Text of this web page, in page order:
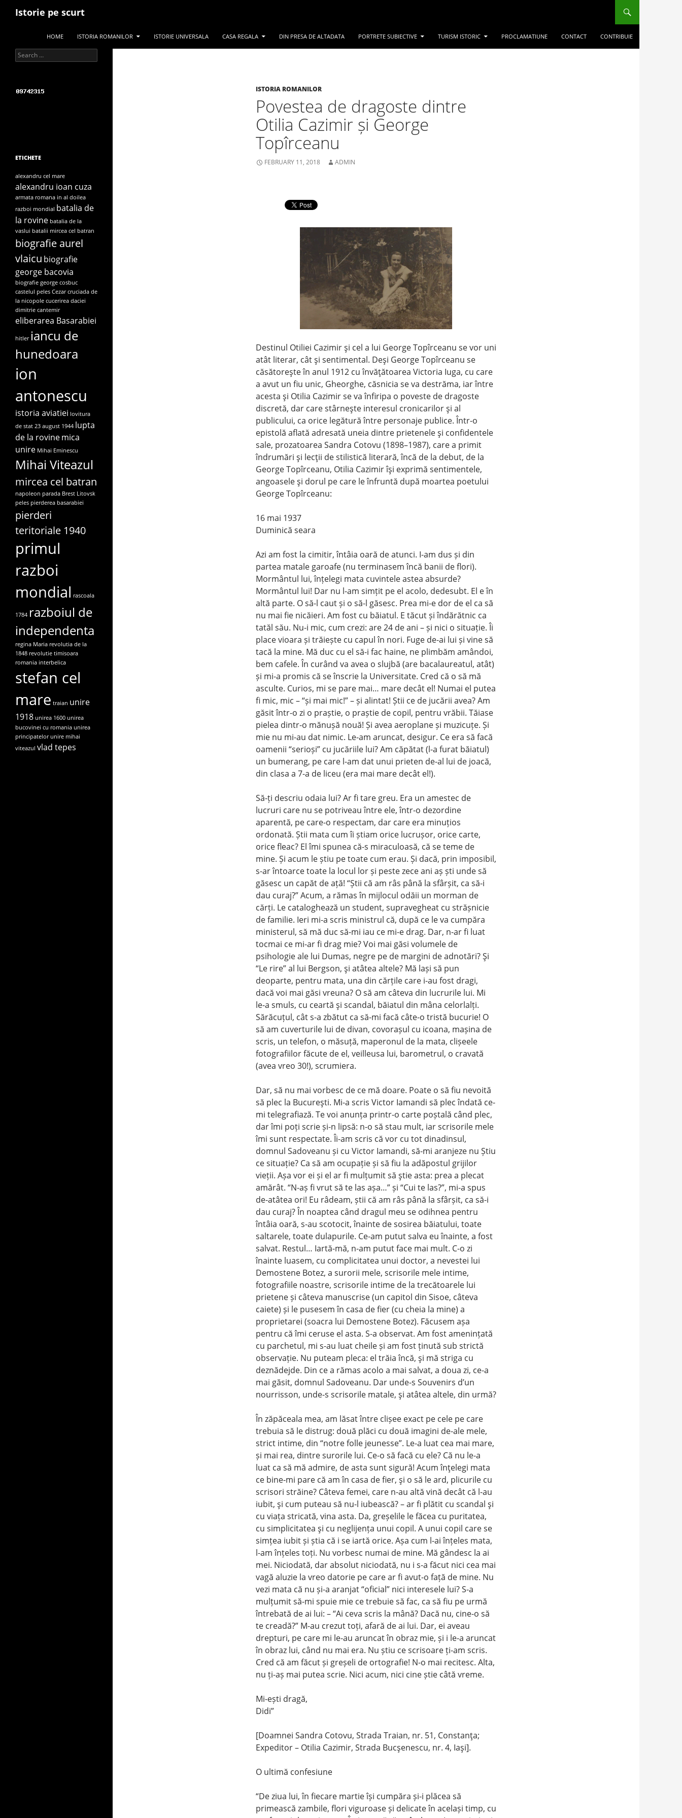
Istorie pe scurt
HOME
ISTORIA ROMANILOR ISTORIE UNIVERSALA CASA REGALA DIN PRESA DE ALTADATA PORTRETE SUBIECTIVE TURISM ISTORIC PROCLAMATIUNE CONTACT CONTRIBUIE
ISTORIA ROMANILOR
Povestea de dragoste dintre
Otilia Cazimir și George
Topîrceanu
FEBRUARY 11, 2018 ADMIN
Destinul Otiliei Cazimir şi cel a lui George Topîrceanu se vor uni
atât literar, cât şi sentimental. Deşi George Topîrceanu se
căsătoreşte în anul 1912 cu învăţătoarea Victoria Iuga, cu care
a avut un fiu unic, Gheorghe, căsnicia se va destrăma, iar între
acesta şi Otilia Cazimir se va înfiripa o poveste de dragoste
discretă, dar care stârneşte interesul cronicarilor şi al
publicului, ca orice legătură între personaje publice. Într-o
epistolă aflată adresată uneia dintre prietenele şi confidentele
sale, prozatoarea Sandra Cotovu (1898–1987), care a primit
îndrumări şi lecţii de stilistică literară, încă de la debut, de la
George Topîrceanu, Otilia Cazimir îşi exprimă sentimentele,
angoasele şi dorul pe care le înfruntă după moartea poetului
George Topîrceanu:
16 mai 1937
Duminică seara
Azi am fost la cimitir, întâia oară de atunci. I-am dus și din
partea matale garoafe (nu terminasem încă banii de flori).
Mormântul lui, înțelegi mata cuvintele astea absurde?
Mormântul lui! Dar nu l-am simțit pe el acolo, dedesubt. El e în
altă parte. O să-l caut și o să-l găsesc. Prea mi-e dor de el ca să
nu mai fie nicăieri. Am fost cu băiatul. E tăcut și îndărătnic ca
tatăl său. Nu-i mic, cum crezi: are 24 de ani – și nici o situație. Îi
place vioara și trăiește cu capul în nori. Fuge de-ai lui și vine să
tacă la mine. Mă duc cu el să-i fac haine, ne plimbăm amândoi,
bem cafele. În curând va avea o slujbă (are bacalaureatul, atât)
și mi-a promis că se înscrie la Universitate. Cred că o să mă
asculte. Curios, mi se pare mai… mare decât el! Numai el putea
fi mic, mic – “și mai mic!” – și alintat! Știi ce de jucării avea? Am
găsit într-o zi o praștie, o praștie de copil, pentru vrăbii. Tăiase
pielea dintr-o mănușă nouă! Și avea aeroplane și muzicuțe. Și
mie nu mi-au dat nimic. Le-am aruncat, desigur. Ce era să facă
oamenii “serioși” cu jucăriile lui? Am căpătat (l-a furat băiatul)
un bumerang, pe care l-am dat unui prieten de-al lui de joacă,
din clasa a 7-a de liceu (era mai mare decât el!).
Să-ți descriu odaia lui? Ar fi tare greu. Era un amestec de
lucruri care nu se potriveau între ele, într-o dezordine
aparentă, pe care-o respectam, dar care era minuțios
ordonată. Știi mata cum îi știam orice lucrușor, orice carte,
orice fleac? El îmi spunea că-s miraculoasă, că se teme de
mine. Și acum le știu pe toate cum erau. Și dacă, prin imposibil,
s-ar întoarce toate la locul lor și peste zece ani aș ști unde să
găsesc un capăt de ață! “Știi că am râs până la sfârșit, ca să-i
dau curaj?” Acum, a rămas în mijlocul odăii un morman de
cărți. Le cataloghează un student, supravegheat cu strășnicie
de familie. Ieri mi-a scris ministrul că, după ce le va cumpăra
ministerul, să mă duc să-mi iau ce mi-e drag. Dar, n-ar fi luat
tocmai ce mi-ar fi drag mie? Voi mai găsi volumele de
psihologie ale lui Dumas, negre pe de margini de adnotări? Şi
“Le rire” al lui Bergson, şi atâtea altele? Mă lași să pun
deoparte, pentru mata, una din cărțile care i-au fost dragi,
dacă voi mai găsi vreuna? O să am câteva din lucrurile lui. Mi
le-a smuls, cu ceartă şi scandal, băiatul din mâna celorlalți.
Sărăcuțul, cât s-a zbătut ca să-mi facă câte-o tristă bucurie! O
să am cuverturile lui de divan, covorașul cu icoana, mașina de
scris, un telefon, o măsuță, maperonul de la mata, clișeele
fotografiilor făcute de el, veilleusa lui, barometrul, o cravată
(avea vreo 30!), scrumiera.
Dar, să nu mai vorbesc de ce mă doare. Poate o să fiu nevoită
să plec la Bucureşti. Mi-a scris Victor Iamandi să plec îndată ce-
mi telegrafiază. Te voi anunța printr-o carte poștală când plec,
dar îmi poți scrie și-n lipsă: n-o să stau mult, iar scrisorile mele
îmi sunt respectate. Îi-am scris că vor cu tot dinadinsul,
domnul Sadoveanu și cu Victor Iamandi, să-mi aranjeze nu Știu
ce situație? Ca să am ocupație și să fiu la adăpostul grijilor
vieții. Așa vor ei și el ar fi mulțumit să ştie asta: prea a plecat
amărât. “N-aș fi vrut să te las așa…” și “Cui te las?”, mi-a spus
de-atâtea ori! Eu râdeam, știi că am râs până la sfârșit, ca să-i
dau curaj? În noaptea când dragul meu se odihnea pentru
întâia oară, s-au scotocit, înainte de sosirea băiatului, toate
saltarele, toate dulapurile. Ce-am putut salva eu înainte, a fost
salvat. Restul… Iartă-mă, n-am putut face mai mult. C-o zi
înainte luasem, cu complicitatea unui doctor, a nevestei lui
Demostene Botez, a surorii mele, scrisorile mele intime,
fotografiile noastre, scrisorile intime de la trecătoarele lui
prietene și câteva manuscrise (un capitol din Sisoe, câteva
caiete) și le pusesem în casa de fier (cu cheia la mine) a
proprietarei (soacra lui Demostene Botez). Făcusem așa
pentru că îmi ceruse el asta. S-a observat. Am fost amenințată
cu parchetul, mi s-au luat cheile și am fost ținută sub strictă
observație. Nu puteam pleca: el trăia încă, şi mă striga cu
deznădejde. Din ce a rămas acolo a mai salvat, a doua zi, ce-a
mai găsit, domnul Sadoveanu. Dar unde-s Souvenirs d’un
nourrisson, unde-s scrisorile matale, şi atâtea altele, din urmă?
În zăpăceala mea, am lăsat între clișee exact pe cele pe care
trebuia să le distrug: două plăci cu două imagini de-ale mele,
strict intime, din “notre folle jeunesse”. Le-a luat cea mai mare,
și mai rea, dintre surorile lui. Ce-o să facă cu ele? Că nu le-a
luat ca să mă admire, de asta sunt sigură! Acum înţelegi mata
ce bine-mi pare că am în casa de fier, şi o să le ard, plicurile cu
scrisori străine? Câteva femei, care n-au altă vină decât că l-au
iubit, şi cum puteau să nu-l iubească? – ar fi plătit cu scandal şi
cu viața stricată, vina asta. Da, greșelile le făcea cu puritatea,
cu simplicitatea şi cu neglijența unui copil. A unui copil care se
simțea iubit și știa că i se iartă orice. Așa cum l-ai înțeles mata,
l-am înțeles toți. Nu vorbesc numai de mine. Mă gândesc la ai
mei. Niciodată, dar absolut niciodată, nu i s-a făcut nici cea mai
vagă aluzie la vreo datorie pe care ar fi avut-o față de mine. Nu
vezi mata că nu și-a aranjat “oficial” nici interesele lui? S-a
mulțumit să-mi spuie mie ce trebuie să fac, ca să fiu pe urmă
întrebată de ai lui: – “Ai ceva scris la mână? Dacă nu, cine-o să
te creadă?” M-au crezut toți, afară de ai lui. Dar, ei aveau
drepturi, pe care mi le-au aruncat în obraz mie, și i le-a aruncat
în obraz lui, când nu mai era. Nu știu ce scrisoare ți-am scris.
Cred că am făcut și greșeli de ortografie! N-o mai recitesc. Alta,
nu ți-aș mai putea scrie. Nici acum, nici cine știe câtă vreme.
Mi-ești dragă,
Didi”
[Doamnei Sandra Cotovu, Strada Traian, nr. 51, Constanţa;
Expeditor – Otilia Cazimir, Strada Bucşenescu, nr. 4, Iaşi].
O ultimă confesiune
“De ziua lui, în fiecare martie își cumpăra și-i plăcea să
primească zambile, flori vigu­roase și delicate în același timp, cu
Search for:
ETICHETE
alexandru cel mare
alexandru ioan cuza
armata romana in al doilea
razboi mondial batalia de
la rovine batalia de la
vaslui batalii mircea cel batran
biografie aurel
vlaicu biografie
george bacovia
biografie george cosbuc
castelul peles Cezar cruciada de
la nicopole cucerirea daciei
dimitrie cantemir
eliberarea Basarabiei
hitler iancu de
hunedoara
ion
antonescu
istoria aviatiei lovitura
de stat 23 august 1944 lupta
de la rovinemica
unire Mihai Eminescu
Mihai Viteazul
mircea cel batran
napoleon parada Brest Litovsk
peles pierderea basarabiei
pierderi
teritoriale 1940
primul
razboi
mondial rascoala
1784 razboiul de
independenta
regina Maria revolutia de la
1848 revolutie timisoara
romania interbelica
stefan cel
mare traian unire
1918 unirea 1600 unirea
bucovinei cu romania unirea
principatelor unire mihai
viteazul vlad tepes